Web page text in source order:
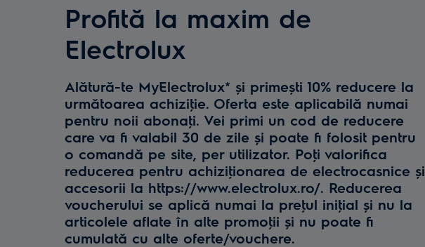
Profită la maxim de
Electrolux
Alătură-te MyElectrolux* și primești 10% reducere la
următoarea achiziţie. Oferta este aplicabilă numai
pentru noii abonaţi. Vei primi un cod de reducere
care va fi valabil 30 de zile și poate fi folosit pentru
o comandă pe site, per utilizator. Poţi valorifica
reducerea pentru achiziţionarea de electrocasnice și
accesorii la https://www.electrolux.ro/. Reducerea
voucherului se aplică numai la preţul iniţial și nu la
articolele aflate în alte promoţii și nu poate fi
cumulată cu alte oferte/vouchere.